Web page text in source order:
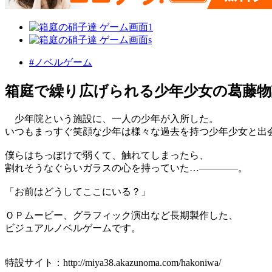
#ノベルゲーム
箱庭で繰り広げられる少年少女の葛藤物
少年院という施設に、一人の少年が入所した。
いつもまっすぐ笑顔な少年は様々な過去を持つ少年少女と出
僕らはちっぽけで弱くて、触れてしまったら、
割れそうなぐらいガラスの心を持っていた…――――。
「お前はどうしてここにいる？」
ＯＰムービー、グラフィック演出など長期製作した、
ビジュアルノベルゲームです。
特設サイト：http://miya38.akazunoma.com/hakoniwa/